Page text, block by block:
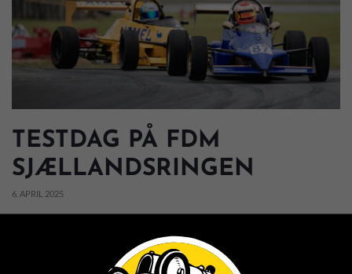
TESTDAG PÅ FDM
SJÆLLANDSRINGEN
6. APRIL 2025